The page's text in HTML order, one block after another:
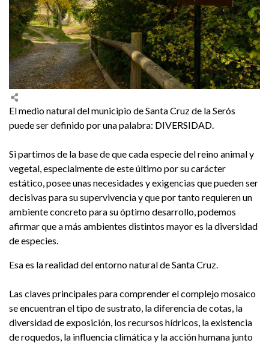
El medio natural del municipio de Santa Cruz de la Serós
puede ser definido por una palabra: DIVERSIDAD.
Si partimos de la base de que cada especie del reino animal y
vegetal, especialmente de este último por su carácter
estático, posee unas necesidades y exigencias que pueden ser
decisivas para su supervivencia y que por tanto requieren un
ambiente concreto para su óptimo desarrollo, podemos
afirmar que a más ambientes distintos mayor es la diversidad
de especies.
Esa es la realidad del entorno natural de Santa Cruz.
Las claves principales para comprender el complejo mosaico
se encuentran el tipo de sustrato, la diferencia de cotas, la
diversidad de exposición, los recursos hídricos, la existencia
de roquedos, la influencia climática y la acción humana junto